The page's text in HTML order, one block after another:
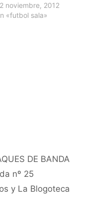
voy a incluir
màs a
noviembre, 2012
«futbol sala»
DE BANDA
nº 25
y La Blogoteca